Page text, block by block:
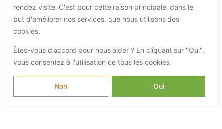
rendez visite. C'est pour cette raison principale, dans le
but d'améliorer nos services, que nous utilisons des
cookies.
Êtes-vous d'accord pour nous aider ? En cliquant sur "Oui",
vous consentez à l'utilisation de tous les cookies.
Non Oui